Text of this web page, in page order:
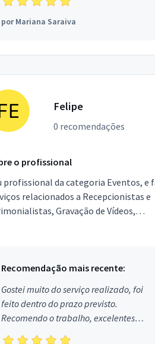
porMariana Saraiva
Felipe
0 recomendações
o profissional
profissional da categoria Eventos, e
relacionados a Recepcionistas e
Gravação de Vídeos,
Recomendação mais recente:
Gostei muito do serviço realizado, foi
feito dentro do prazo previsto.
Recomendo o trabalho, excelentes
profissionais.